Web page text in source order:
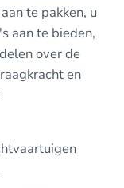
te pakken, u
aan te bieden,
over de
en